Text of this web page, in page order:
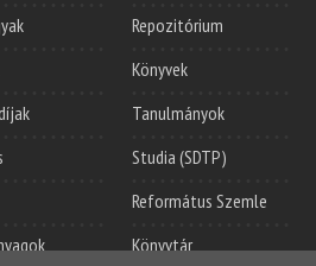
Repozitórium
Könyvek
Tanulmányok
Studia (SDTP)
Református Szemle
Könyvtár